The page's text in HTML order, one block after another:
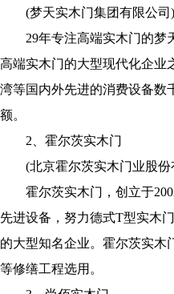
(梦天实木门集团有限公司)
29年专注高端实木门的梦天
高端实木门的大型现代化企业
湾等国内外先进的消费设备数
额。
2、霍尔茨实木门
(北京霍尔茨实木门业股份
霍尔茨实木门，创立于2002
先进设备，努力德式T型实木
的大型知名企业。霍尔茨实木
等修缮工程选用。